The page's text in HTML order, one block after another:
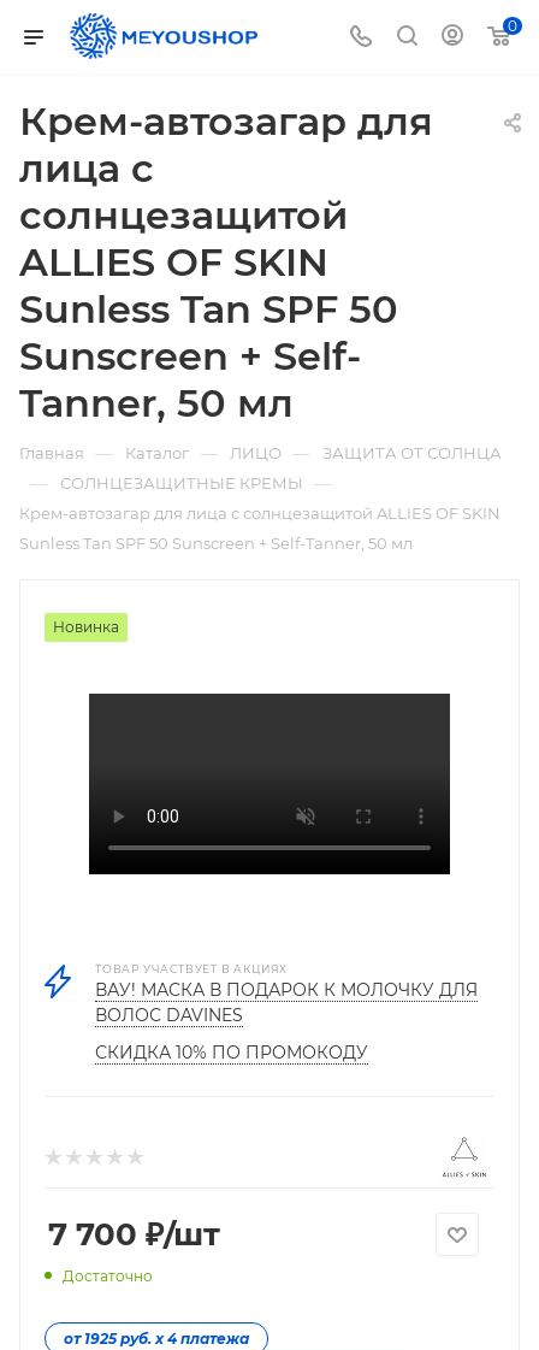
0
Крем-автозагар для
лица с
солнцезащитой
ALLIES OF SKIN
Sunless Tan SPF 50
Sunscreen + Self-
Tanner, 50 мл
Главная — Каталог — ЛИЦО — ЗАЩИТА ОТ СОЛНЦА
— СОЛНЦЕЗАЩИТНЫЕ КРЕМЫ —
Крем-автозагар для лица с солнцезащитой ALLIES OF SKIN
Sunless Tan SPF 50 Sunscreen + Self-Tanner, 50 мл
Новинка
ТОВАР УЧАСТВУЕТ В АКЦИЯХ
ВАУ! МАСКА В ПОДАРОК К МОЛОЧКУ ДЛЯ
ВОЛОС DAVINES
СКИДКА 10% ПО ПРОМОКОДУ
7 700 ₽/шт
Достаточно
от 1925 руб. х 4 платежа